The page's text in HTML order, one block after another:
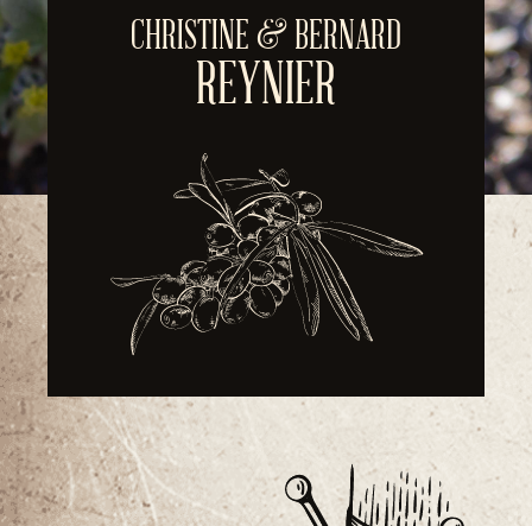
CHRISTINE & BERNARD
REYNIER